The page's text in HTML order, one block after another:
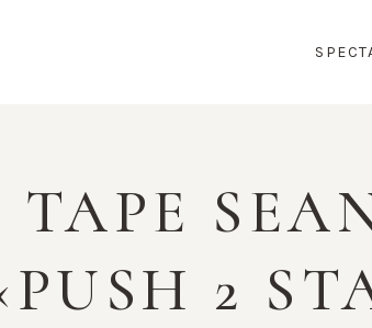
2